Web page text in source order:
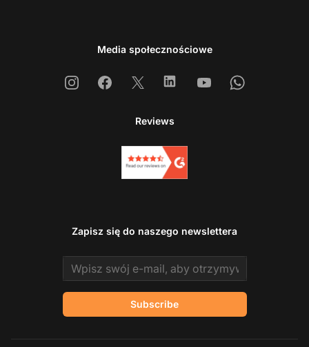
Media społecznościowe
InstagramFacebook
X LinkedinYoutubeWhatsapp
Reviews
Zapisz się do naszego newslettera
Email address
Subscribe